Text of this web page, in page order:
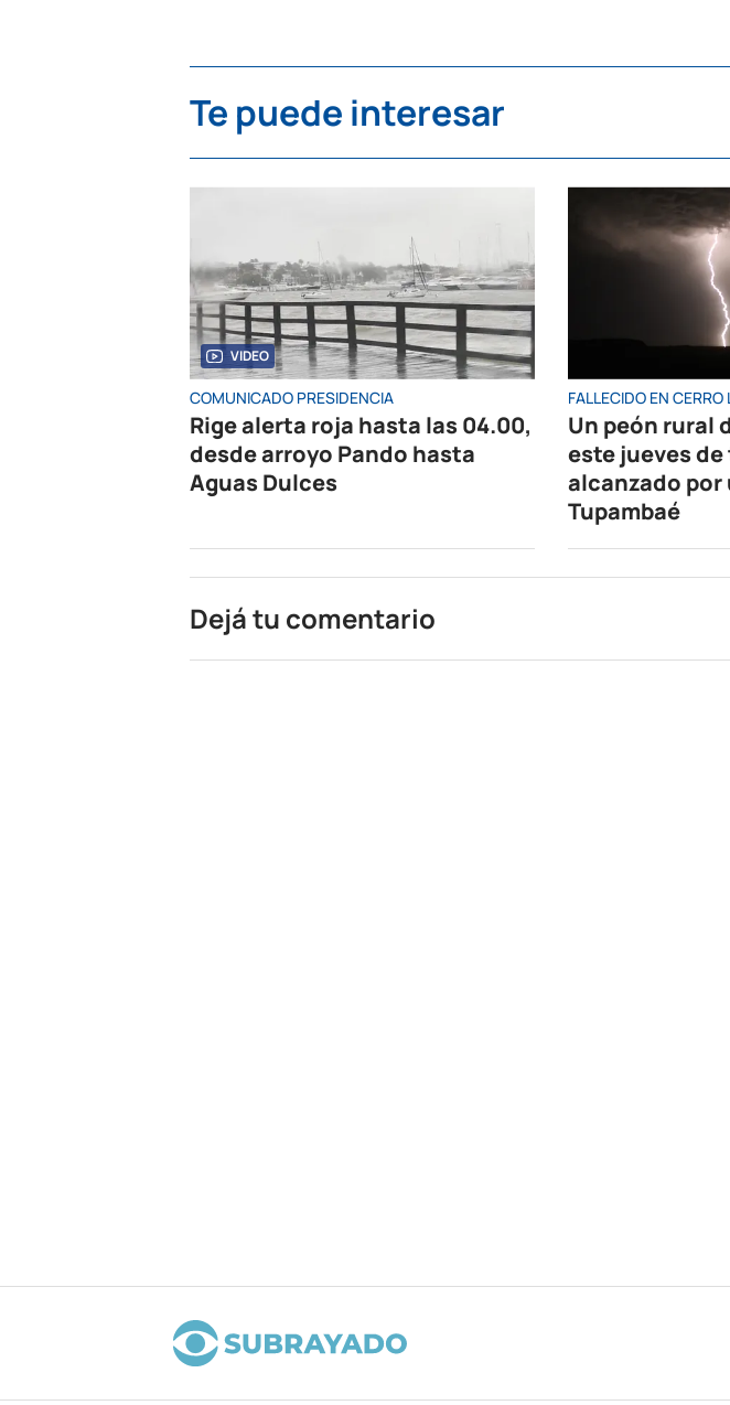
Te puede interesar
VIDEO
COMUNICADO PRESIDENCIA
Rige alerta roja hasta las 04.00,
desde arroyo Pando hasta
Aguas Dulces
FALLECIDO EN CERRO
Un peón rural
este jueves
alcanzado por
Tupambaé
Dejá tu comentario